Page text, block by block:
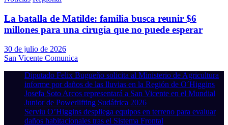
La batalla de Matilde: familia busca reunir $6
millones para una cirugía que no puede esperar
30 de julio de 2026
San Vicente Comunica
Diputado Felix Bugueño solicita al Ministerio de Agricultura
informe por daños de las lluvias en la Región de O´Higgins
Josefa Soto Arcos representará a San Vicente en el Mundial
Junior de Powerlifting Sudáfrica 2026
Serviu O’Higgins despliega equipos en terreno para evaluar
daños habitacionales tras el Sistema Frontal